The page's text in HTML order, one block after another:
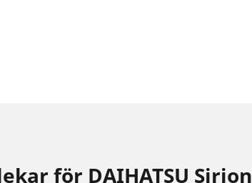
för DAIHATSU Sirion